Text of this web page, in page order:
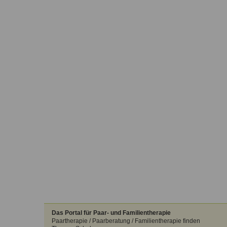
Das Portal für Paar- und Familientherapie
Paartherapie / Paarberatung / Familientherapie finden